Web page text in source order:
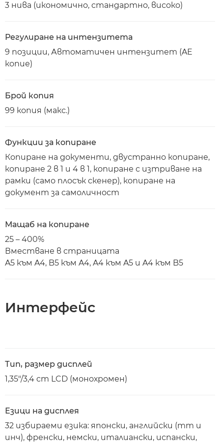
3 нива (икономично, стандартно, високо)
Регулиране на интензитета
9 позиции, Автоматичен интензитет (AE
копие)
Брой копия
99 копия (макс.)
Функции за копиране
Копиране на документи, двустранно копиране,
копиране 2 в 1 и 4 в 1, копиране с изтриване на
рамки (само плосък скенер), копиране на
документ за самоличност
Мащаб на копиране
25 – 400%
Вместване в страницата
A5 към A4, B5 към A4, A4 към A5 и A4 към B5
Интерфейс
Тип, размер дисплей
1,35"/3,4 cm LCD (монохромен)
Езици на дисплея
32 избираеми езика: японски, английски (mm и
инч), френски, немски, италиански, испански,